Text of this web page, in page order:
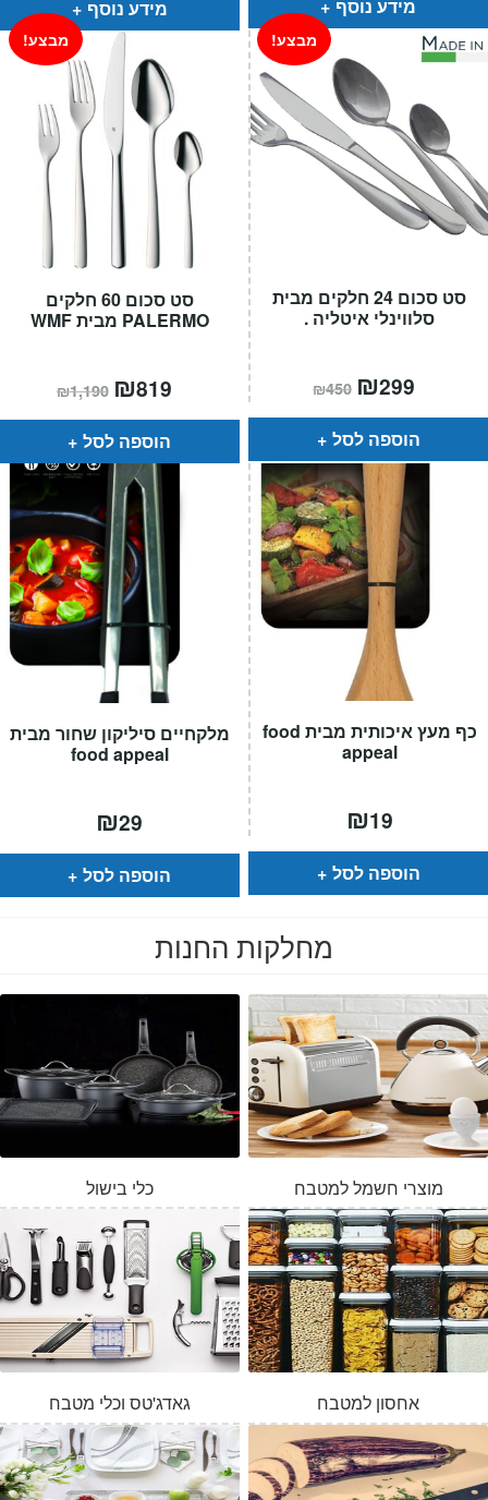
מידע נוסף מידע נוסף
סט סכום 60 חלקים
PALERMO מבית WMF
מבצע!
₪1,190 המחיר
המקורי
היה:
₪819
הוא:
הוספה לסל
סט סכום 24 חלקים מבית
סלווינלי איטליה .
מבצע!
₪450 המחיר
המקורי
היה:
₪450.
₪299
הוא:
הוספה לסל
מלקחיים סיליקון שחור מבית
food appeal
₪29
הוספה לסל
כף מעץ איכותית מבית food
appeal
₪19
הוספה לסל
מחלקות החנות
כלי בישול מוצרי חשמל למטבח
גאדג'טס וכלי מטבח אחסון למטבח